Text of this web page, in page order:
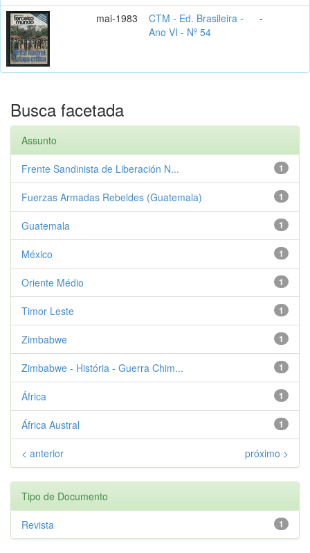
mai-1983
CTM - Ed. Brasileira -
Ano VI - Nº 54
-
Busca facetada
Assunto
1
Frente Sandinista de Liberación N...
1
Fuerzas Armadas Rebeldes (Guatemala)
1
Guatemala
1
México
1
Oriente Médio
1
Timor Leste
1
Zimbabwe
1
Zimbabwe - História - Guerra Chim...
1
África
1
África Austral
< anterior próximo >
Tipo de Documento
1
Revista